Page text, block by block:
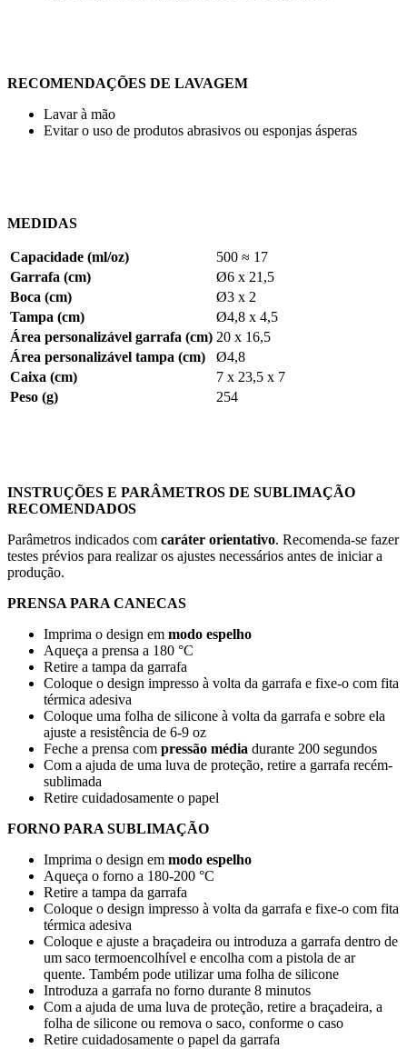
RECOMENDAÇÕES DE LAVAGEM
Lavar à mão
Evitar o uso de produtos abrasivos ou esponjas ásperas
MEDIDAS
Capacidade (ml/oz)
500 ≈ 17
Garrafa (cm)
Ø6 x 21,5
Boca (cm)
Ø3 x 2
Tampa (cm)
Ø4,8 x 4,5
Área personalizável garrafa (cm) 20 x 16,5
Área personalizável tampa (cm)
Ø4,8
Caixa (cm)
7 x 23,5 x 7
Peso (g)
254
INSTRUÇÕES E PARÂMETROS DE SUBLIMAÇÃO
RECOMENDADOS
Parâmetros indicados com caráter orientativo. Recomenda-se fazer
testes prévios para realizar os ajustes necessários antes de iniciar a
produção.
PRENSA PARA CANECAS
Imprima o design em modo espelho
Aqueça a prensa a 180 °C
Retire a tampa da garrafa
Coloque o design impresso à volta da garrafa e fixe-o com fita
térmica adesiva
Coloque uma folha de silicone à volta da garrafa e sobre ela
ajuste a resistência de 6-9 oz
Feche a prensa com pressão média durante 200 segundos
Com a ajuda de uma luva de proteção, retire a garrafa recém-
sublimada
Retire cuidadosamente o papel
FORNO PARA SUBLIMAÇÃO
Imprima o design em modo espelho
Aqueça o forno a 180-200 °C
Retire a tampa da garrafa
Coloque o design impresso à volta da garrafa e fixe-o com fita
térmica adesiva
Coloque e ajuste a braçadeira ou introduza a garrafa dentro de
um saco termoencolhível e encolha com a pistola de ar
quente. Também pode utilizar uma folha de silicone
Introduza a garrafa no forno durante 8 minutos
Com a ajuda de uma luva de proteção, retire a braçadeira, a
folha de silicone ou remova o saco, conforme o caso
Retire cuidadosamente o papel da garrafa